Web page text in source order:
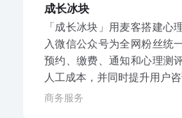
成长冰块
「成长冰块」用麦客搭建心
入微信公众号为全网粉丝统
预约、缴费、通知和心理测
人工成本，并同时提升用户咨
商务服务